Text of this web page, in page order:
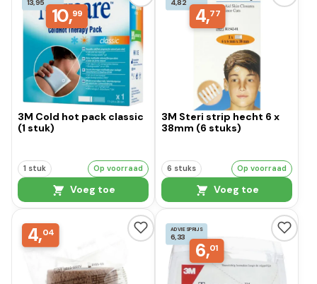
10,99
3M Cold hot pack classic
(1 stuk)
1 stuk Op voorraad
Voeg toe
4,77
3M Steri strip hecht 6 x
38mm (6 stuks)
6 stuks Op voorraad
Voeg toe
4,04 ADVIESPRIJS
6,33
6,01